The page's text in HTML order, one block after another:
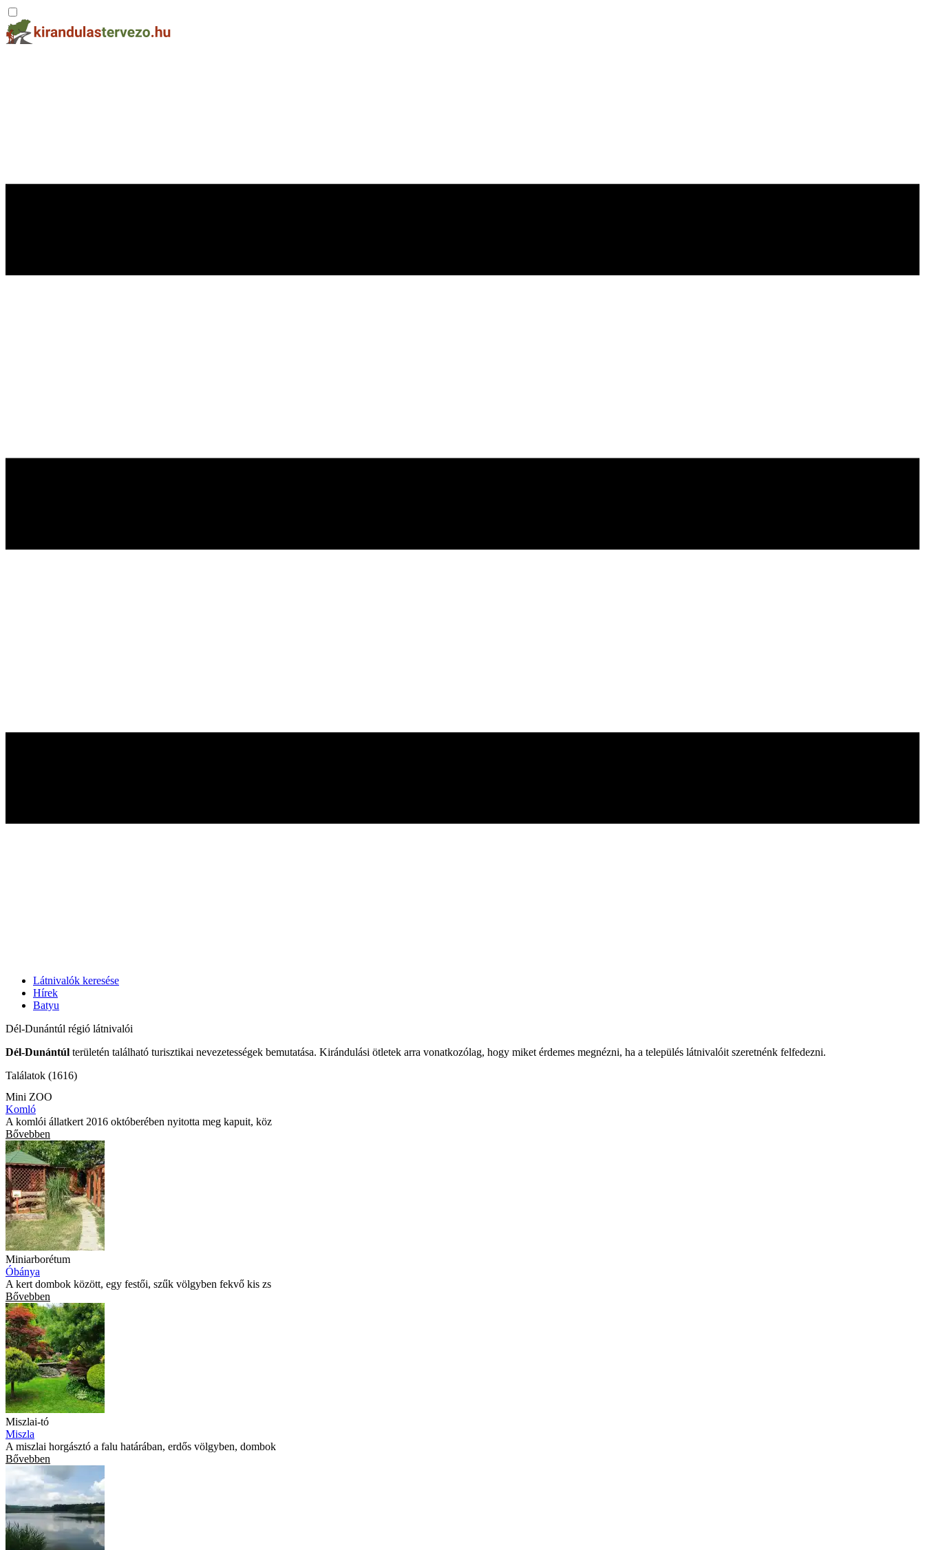
Látnivalók keresése
Hírek
Batyu
Dél-Dunántúl régió látnivalói
Dél-Dunántúl területén található turisztikai nevezetességek bemutatása. Kirándulási ötletek arra vonatkozólag, hogy miket érdemes megnézni, ha a település látnivalóit szeretnénk felfedezni.
Találatok (1616)
Mini ZOO
Komló
A komlói állatkert 2016 októberében nyitotta meg kapuit, köz
Bővebben
Miniarborétum
Óbánya
A kert dombok között, egy festői, szűk völgyben fekvő kis zs
Bővebben
Miszlai-tó
Miszla
A miszlai horgásztó a falu határában, erdős völgyben, dombok
Bővebben